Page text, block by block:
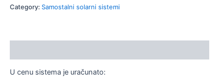
Category: Samostalni solarni sistemi
U cenu sistema je uračunato: